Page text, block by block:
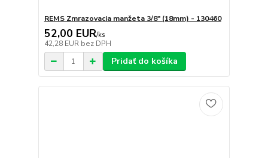
REMS Zmrazovacia manžeta 3/8" (18mm) - 130460
52,00 EUR/ks
42,28 EUR bez DPH
Pridať do košíka